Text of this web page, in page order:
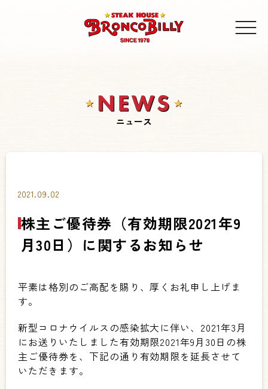
ニュース
2021.09.02
株主ご優待券（有効期限2021年9
月30日）に関するお知らせ
平素は格別のご高配を賜り、厚くお礼申し上げま
す。
新型コロナウイルスの感染拡大に伴い、2021年3月
にお送りいたしました有効期限2021年9月30日の株
主ご優待券を、 下記の通り有効期限を延長させて
いただきます。